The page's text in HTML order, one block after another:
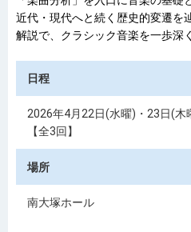
近代・現代へと続く歴史的変遷を
解説で、クラシック音楽を一歩深
日程
2026年4月22日(水曜)・23日(
【全3回】
場所
南大塚ホール